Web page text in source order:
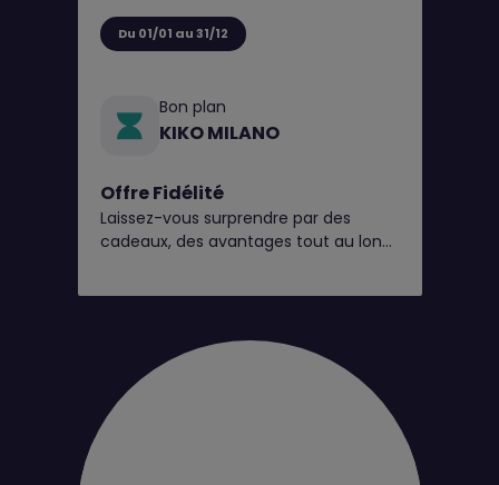
Du 01/01 au 31/12
Bon plan
KIKO MILANO
Offre Fidélité
Laissez-vous surprendre par des
cadeaux, des avantages tout au long